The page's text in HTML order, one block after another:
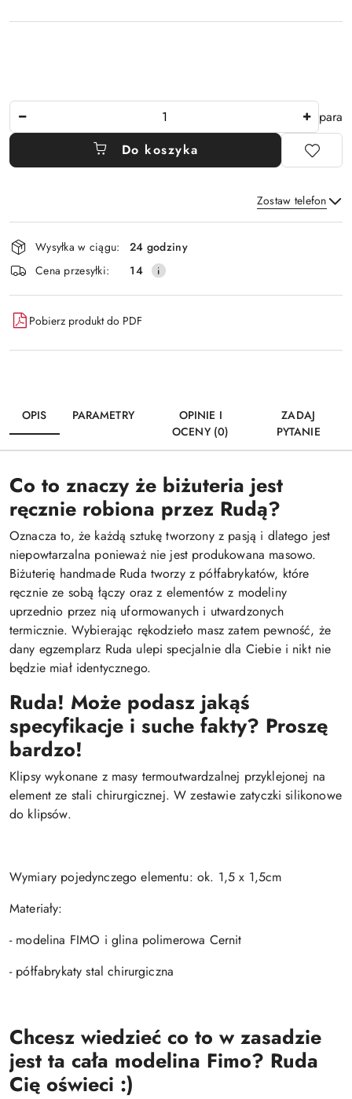
para
Do koszyka
Zostaw telefon
Wyślij
Dostępność
i
dostawa
Wysyłka w ciągu:
24 godziny
Cena przesyłki:
14
Pobierz produkt do PDF
OPIS PARAMETRY
OPINIE I
OCENY (0)
ZADAJ
PYTANIE
Co to znaczy że biżuteria jest
ręcznie robiona przez Rudą?
Oznacza to, że każdą sztukę tworzony z pasją i dlatego jest
niepowtarzalna ponieważ nie jest produkowana masowo.
Biżuterię handmade Ruda tworzy z półfabrykatów, które
ręcznie ze sobą łączy oraz z elementów z modeliny
uprzednio przez nią uformowanych i utwardzonych
termicznie. Wybierając rękodzieło masz zatem pewność, że
dany egzemplarz Ruda ulepi specjalnie dla Ciebie i nikt nie
będzie miał identycznego.
Ruda! Może podasz jakąś
specyfikacje i suche fakty? Proszę
bardzo!
Klipsy wykonane z masy termoutwardzalnej przyklejonej na
element ze stali chirurgicznej. W zestawie zatyczki silikonowe
do klipsów.
Wymiary pojedynczego elementu: ok. 1,5 x 1,5cm
Materiały:
- modelina FIMO i glina polimerowa Cernit
- półfabrykaty stal chirurgiczna
Chcesz wiedzieć co to w zasadzie
jest ta cała modelina Fimo? Ruda
Cię oświeci :)